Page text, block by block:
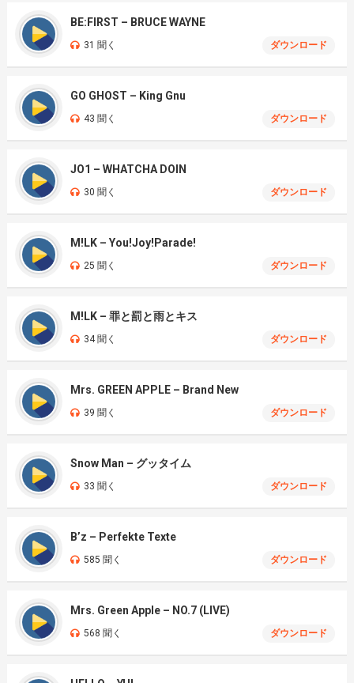
BE:FIRST – BRUCE WAYNE
31 聞く ダウンロード
GO GHOST – King Gnu
43 聞く ダウンロード
JO1 – WHATCHA DOIN
30 聞く ダウンロード
M!LK – You!Joy!Parade!
25 聞く ダウンロード
M!LK – 罪と罰と雨とキス
34 聞く ダウンロード
Mrs. GREEN APPLE – Brand New
39 聞く ダウンロード
Snow Man – グッタイム
33 聞く ダウンロード
B’z – Perfekte Texte
585 聞く ダウンロード
Mrs. Green Apple – NO.7 (LIVE)
568 聞く ダウンロード